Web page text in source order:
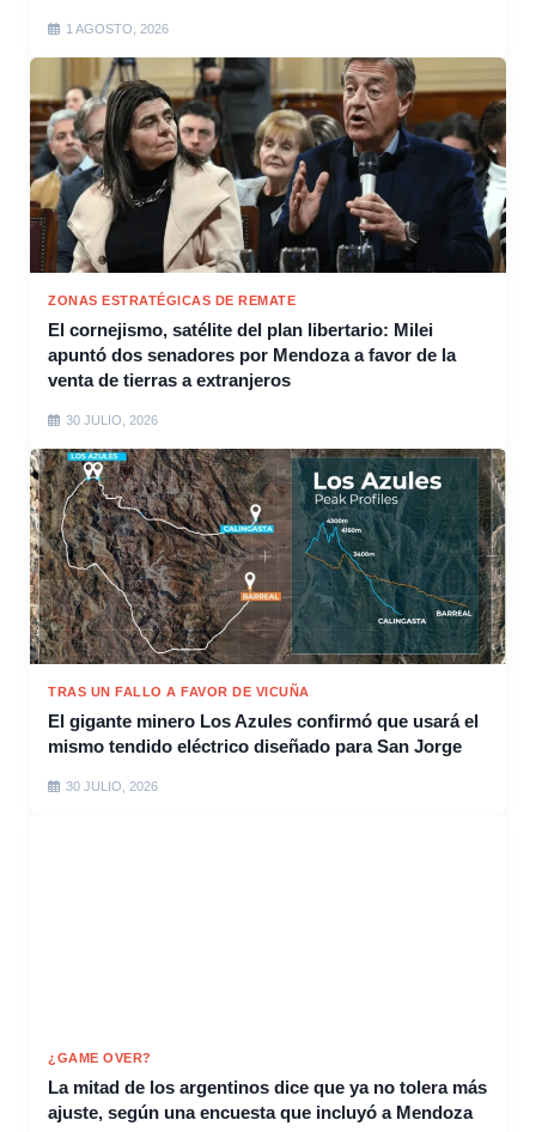
1 AGOSTO, 2026
ZONAS ESTRATÉGICAS DE REMATE
El cornejismo, satélite del plan libertario: Milei
apuntó dos senadores por Mendoza a favor de la
venta de tierras a extranjeros
30 JULIO, 2026
TRAS UN FALLO A FAVOR DE VICUÑA
El gigante minero Los Azules confirmó que usará el
mismo tendido eléctrico diseñado para San Jorge
30 JULIO, 2026
¿GAME OVER?
La mitad de los argentinos dice que ya no tolera más
ajuste, según una encuesta que incluyó a Mendoza